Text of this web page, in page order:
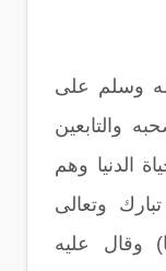
وسلم على
والتابعين
الدنيا وهم
تبارك وتعالى
وقال عليه